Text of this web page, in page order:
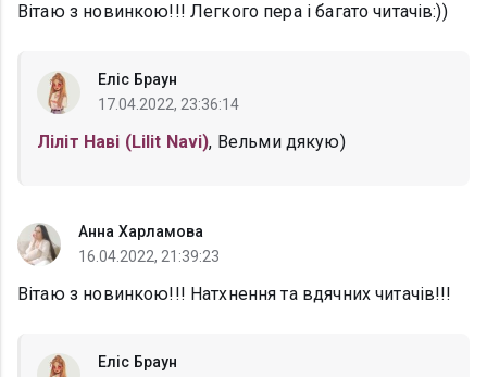
Вітаю з новинкою!!! Легкого пера і багато читачів:))
Еліс Браун
17.04.2022, 23:36:14
Ліліт Наві (Lilit Navi), Вельми дякую)
Анна Харламова
16.04.2022, 21:39:23
Вітаю з новинкою!!! Натхнення та вдячних читачів!!!
Еліс Браун